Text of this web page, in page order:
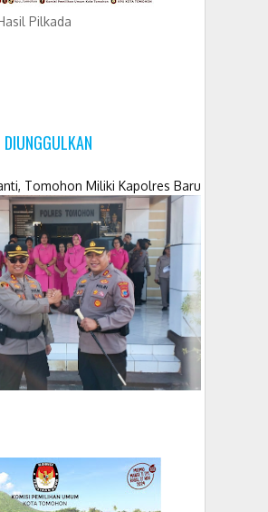
Pilkada
DIUNGGULKAN
Tomohon Miliki Kapolres Baru